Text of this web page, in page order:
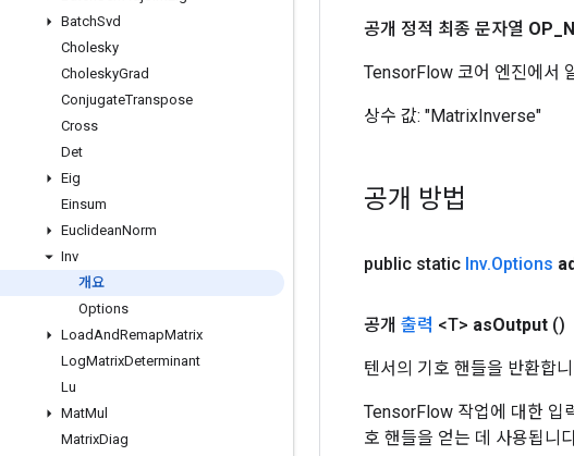
BatchSvd
Cholesky
CholeskyGrad
ConjugateTranspose
Cross
Det
Eig
Einsum
EuclideanNorm
Inv
개요
Options
LoadAndRemapMatrix
LogMatrixDeterminant
Lu
MatMul
MatrixDiag
공개 정적 최종 문자열 OP
TensorFlow 코어 엔진에서
상수 값: "MatrixInverse"
공개 방법
public static Inv.Options
공개 출력 <T> asOutput ()
텐서의 기호 핸들을 반환합
TensorFlow 작업에 대한 입
호 핸들을 얻는 데 사용됩니